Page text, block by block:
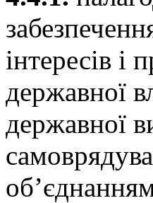
інтересів і
державної
державної